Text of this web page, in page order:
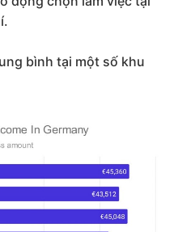
bình tại một số khu